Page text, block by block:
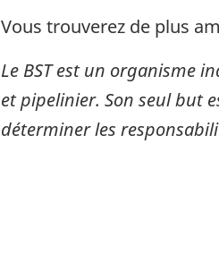
Vous trouverez de plus
Le BST est un organisme
et pipelinier. Son seul but
déterminer les